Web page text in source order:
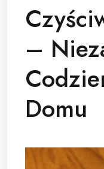
–
Domu